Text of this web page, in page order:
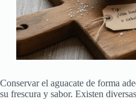
Conservar el aguacate de forma
su frescura y sabor. Existen